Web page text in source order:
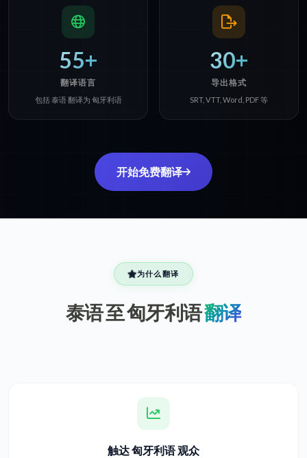
55+
翻译语言
包括 泰语 翻译为 匈牙利语
30+
导出格式
SRT, VTT, Word, PDF 等
开始免费翻译
为什么翻译
泰语 至 匈牙利语翻译
触达 匈牙利语 观众